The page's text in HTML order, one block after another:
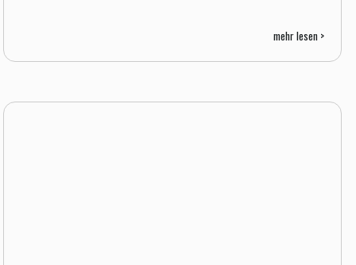
mehr lesen >